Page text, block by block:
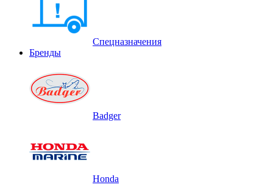
Спецназначения
Бренды
Badger
Honda